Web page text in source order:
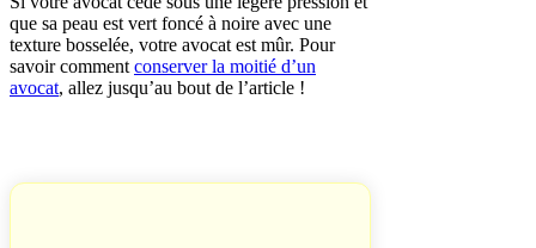
que sa peau est vert foncé à noire avec une
texture bosselée, votre avocat est mûr. Pour
savoir comment conserver la moitié d’un
avocat, allez jusqu’au bout de l’article !